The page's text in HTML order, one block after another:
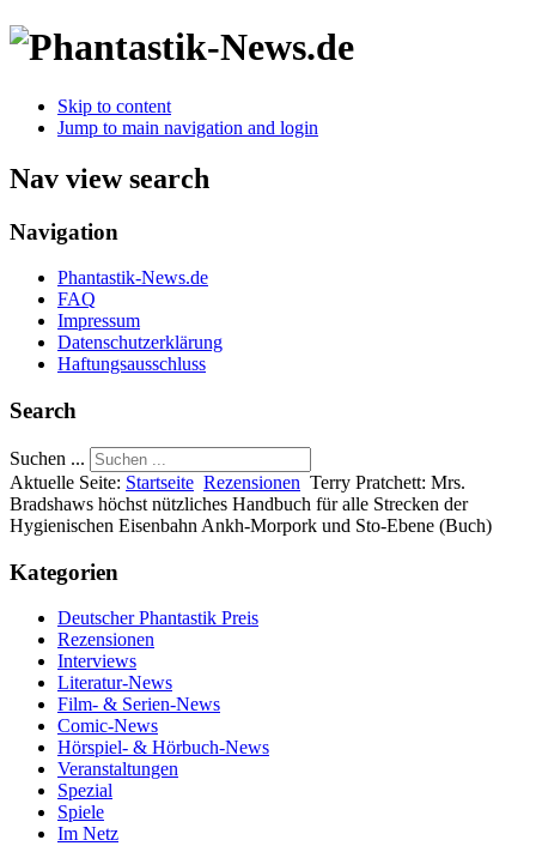
Skip to content
Jump to main navigation and login
Nav view search
Navigation
Phantastik-News.de
FAQ
Impressum
Datenschutzerklärung
Haftungsausschluss
Search
Suchen ...
Aktuelle Seite: Startseite Rezensionen Terry Pratchett: Mrs.
Bradshaws höchst nützliches Handbuch für alle Strecken der
Hygienischen Eisenbahn Ankh-Morpork und Sto-Ebene (Buch)
Kategorien
Deutscher Phantastik Preis
Rezensionen
Interviews
Literatur-News
Film- & Serien-News
Comic-News
Hörspiel- & Hörbuch-News
Veranstaltungen
Spezial
Spiele
Im Netz